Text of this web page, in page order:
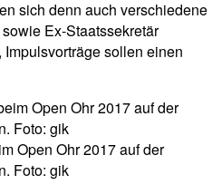
sich denn auch verschiedene
Ex-Staatssekretär
sollen einen
Open Ohr 2017 auf der
Foto: gik